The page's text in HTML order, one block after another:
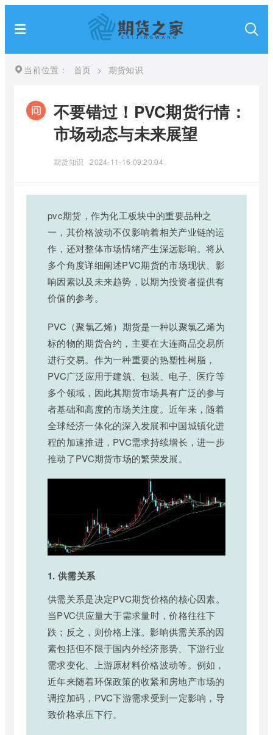
当前位置： 首页 > 期货知识
不要错过！PVC期货行情：
市场动态与未来展望
期货知识 2024-11-16 09:20:04
pvc期货，作为化工板块中的重要品种之
一，其价格波动不仅影响着相关产业链的运
作，还对整体市场情绪产生深远影响。将从
多个角度详细阐述PVC期货的市场现状、影
响因素以及未来趋势，以期为投资者提供有
价值的参考。
PVC（聚氯乙烯）期货是一种以聚氯乙烯为
标的物的期货合约，主要在大连商品交易所
进行交易。作为一种重要的热塑性树脂，
PVC广泛应用于建筑、包装、电子、医疗等
多个领域，因此其期货市场具有广泛的参与
者基础和高度的市场关注度。近年来，随着
全球经济一体化的深入发展和中国城镇化进
程的加速推进，PVC需求持续增长，进一步
推动了PVC期货市场的繁荣发展。
1. 供需关系
供需关系是决定PVC期货价格的核心因素。
当PVC供应量大于需求量时，价格往往下
跌；反之，则价格上涨。影响供需关系的因
素包括但不限于国内外经济形势、下游行业
需求变化、上游原材料价格波动等。例如，
近年来随着环保政策的收紧和房地产市场的
调控加码，PVC下游需求受到一定影响，导
致价格承压下行。